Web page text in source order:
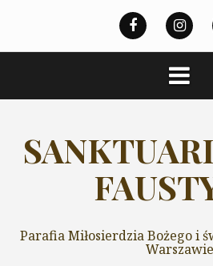
treści
Parafia Miłosierdzia Bożego i
Warszawie